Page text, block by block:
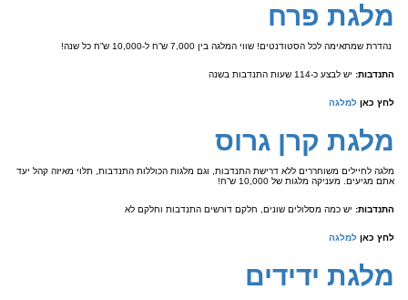
מלגת פרח
נהדרת שמתאימה לכל הסטודנטים! שווי המלגה בין 7,000 ש”ח ל-10,000 ש”ח כל שנה!
התנדבות: יש לבצע כ-114 שעות התנדבות בשנה
לחץ כאן למלגה
מלגת קרן גרוס
מלגה לחיילים משוחררים ללא דרישת התנדבות, וגם מלגות הכוללות התנדבות, תלוי מאיזה קהל יעד
אתם מגיעים. מעניקה מלגות של 10,000 ש”ח!
התנדבות: יש כמה מסלולים שונים, חלקם דורשים התנדבות וחלקם לא
לחץ כאן למלגה
מלגת ידידים